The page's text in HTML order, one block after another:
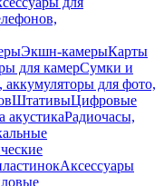
Экшн-камерыКарты
для камерСумки и
аккумуляторы для фото,
ШтативыЦифровые
акустикаРадиочасы,
Аксессуары